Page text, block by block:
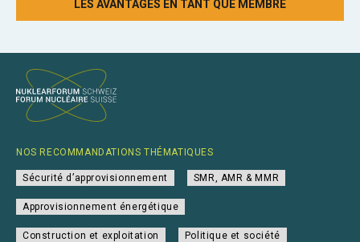
LES AVANTAGES EN TANT QUE MEMBRE
NOS RECOMMANDATIONS THÉMATIQUES
Sécurité d’approvisionnement SMR, AMR & MMR
Approvisionnement énergétique
Construction et exploitation Politique et société